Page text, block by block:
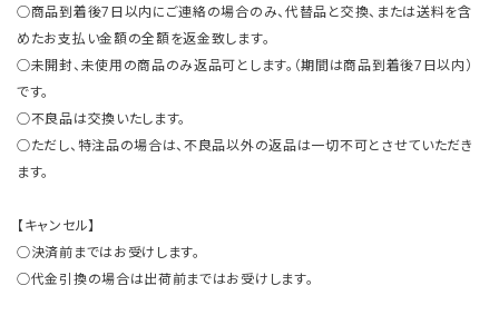
○商品到着後7日以内にご連絡の場合のみ、代替品と交換、または送料を含
めたお支払い金額の全額を返金致します。
○未開封、未使用の商品のみ返品可とします。（期間は商品到着後7日以内）
です。
○不良品は交換いたします。
○ただし、特注品の場合は、不良品以外の返品は一切不可とさせていただき
ます。
【キャンセル】
○決済前まではお受けします。
○代金引換の場合は出荷前まではお受けします。